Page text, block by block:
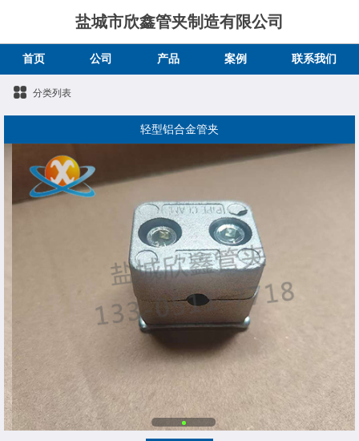
盐城市欣鑫管夹制造有限公司
首页 公司 产品 案例 联系我们
分类列表
轻型铝合金管夹